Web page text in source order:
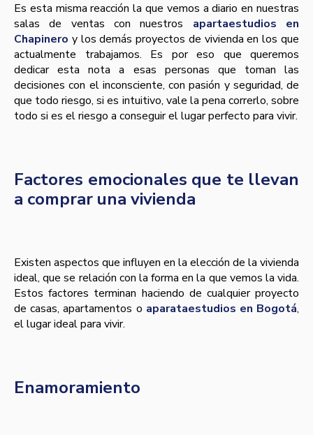
Es esta misma reacción la que vemos a diario en nuestras
salas de ventas con nuestros apartaestudios en
Chapinero y los demás proyectos de vivienda en los que
actualmente trabajamos. Es por eso que queremos
dedicar esta nota a esas personas que toman las
decisiones con el inconsciente, con pasión y seguridad, de
que todo riesgo, si es intuitivo, vale la pena correrlo, sobre
todo si es el riesgo a conseguir el lugar perfecto para vivir.
Factores emocionales que te llevan
a comprar una vivienda
Existen aspectos que influyen en la elección de la vivienda
ideal, que se relación con la forma en la que vemos la vida.
Estos factores terminan haciendo de cualquier proyecto
de casas, apartamentos o aparataestudios en Bogotá,
el lugar ideal para vivir.
Enamoramiento